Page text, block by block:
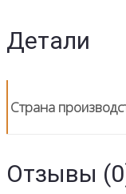
Copan
(Гондурас
Копан)
250
Детали
Страна
Отзывы